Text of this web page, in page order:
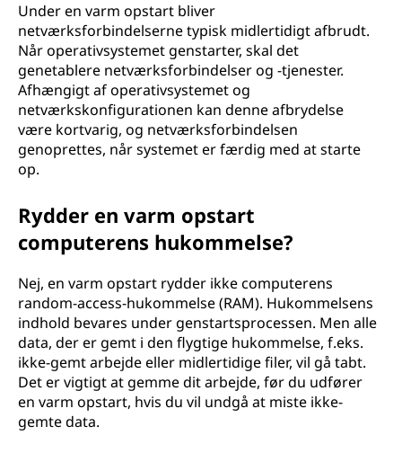
Under en varm opstart bliver
netværksforbindelserne typisk midlertidigt afbrudt.
Når operativsystemet genstarter, skal det
genetablere netværksforbindelser og -tjenester.
Afhængigt af operativsystemet og
netværkskonfigurationen kan denne afbrydelse
være kortvarig, og netværksforbindelsen
genoprettes, når systemet er færdig med at starte
op.
Rydder en varm opstart
computerens hukommelse?
Nej, en varm opstart rydder ikke computerens
random-access-hukommelse (RAM). Hukommelsens
indhold bevares under genstartsprocessen. Men alle
data, der er gemt i den flygtige hukommelse, f.eks.
ikke-gemt arbejde eller midlertidige filer, vil gå tabt.
Det er vigtigt at gemme dit arbejde, før du udfører
en varm opstart, hvis du vil undgå at miste ikke-
gemte data.